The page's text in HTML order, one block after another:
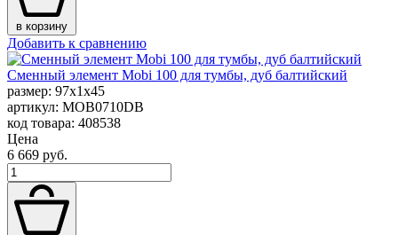
в корзину
Добавить к сравнению
Сменный элемент Mobi 100 для тумбы, дуб балтийский
размер: 97x1x45
артикул: MOB0710DB
код товара: 408538
Цена
6 669 руб.